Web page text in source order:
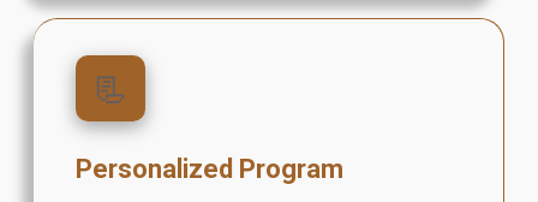
📃
Personalized Program